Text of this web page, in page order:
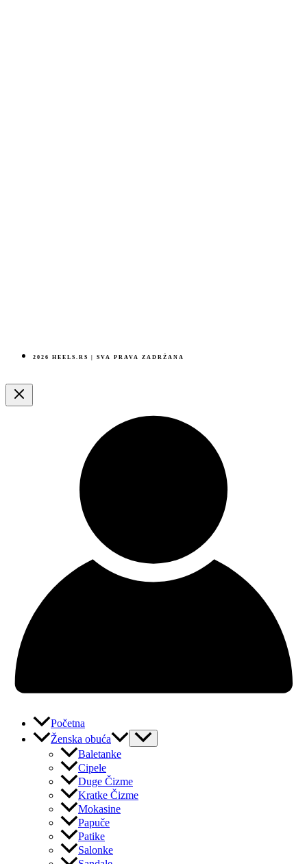
2026 HEELS.RS | SVA PRAVA ZADRŽANA
Početna
Ženska obuća
Baletanke
Cipele
Duge Čizme
Kratke Čizme
Mokasine
Papuče
Patike
Salonke